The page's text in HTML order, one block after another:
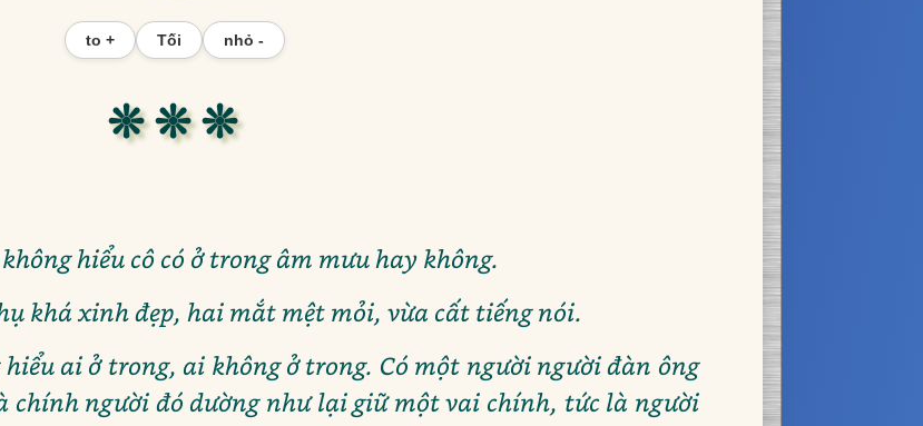
to + Tối nhỏ -
❊ ❊ ❊
hiểu cô có ở trong âm mưu hay không.
khá xinh đẹp, hai mắt mệt mỏi, vừa cất tiếng nói.
ai ở trong, ai không ở trong. Có một người người đàn ông
người đó dường như lại giữ một vai chính, tức là người